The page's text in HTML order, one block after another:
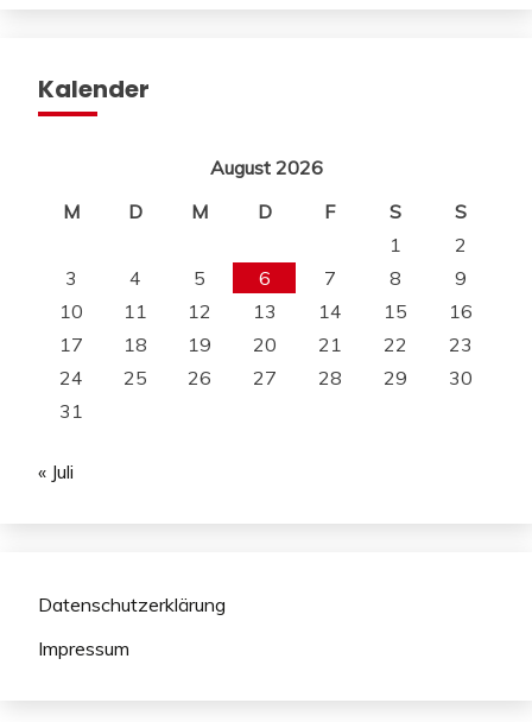
Kalender
August 2026
M
D M D F S
S
1
2
3
4 5 6 7 8
9
10
11 12 13 14 15
16
17
18 19 20 21 22
23
24
25 26 27 28 29
30
31
« Juli
Datenschutzerklärung
Impressum